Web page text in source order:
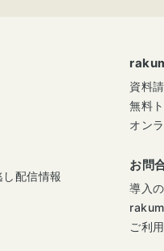
配信情報
資料
無料
オン
お問
導入
ご利